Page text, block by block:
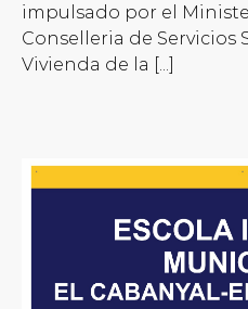
impulsado por el
Conselleria de Servicios
Vivienda de la [...]